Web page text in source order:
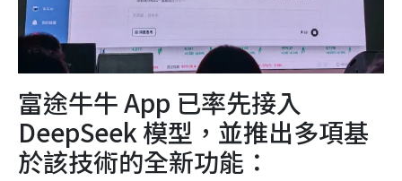
富途牛牛 App 已率先接入
DeepSeek 模型，並推出多項基
於該技術的全新功能：